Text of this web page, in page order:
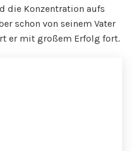
die Konzentration aufs
schon von seinem Vater
er mit großem Erfolg fort.